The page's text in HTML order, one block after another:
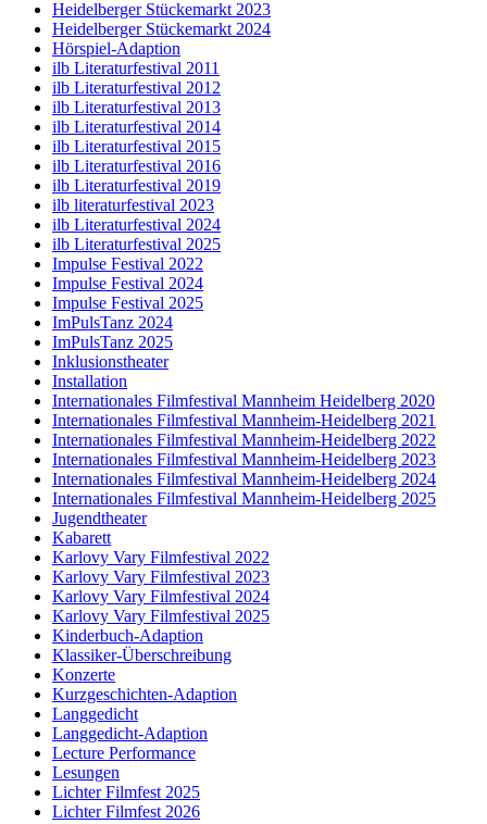
Heidelberger Stückemarkt 2023
Heidelberger Stückemarkt 2024
Hörspiel-Adaption
ilb Literaturfestival 2011
ilb Literaturfestival 2012
ilb Literaturfestival 2013
ilb Literaturfestival 2014
ilb Literaturfestival 2015
ilb Literaturfestival 2016
ilb Literaturfestival 2019
ilb literaturfestival 2023
ilb Literaturfestival 2024
ilb Literaturfestival 2025
Impulse Festival 2022
Impulse Festival 2024
Impulse Festival 2025
ImPulsTanz 2024
ImPulsTanz 2025
Inklusionstheater
Installation
Internationales Filmfestival Mannheim Heidelberg 2020
Internationales Filmfestival Mannheim-Heidelberg 2021
Internationales Filmfestival Mannheim-Heidelberg 2022
Internationales Filmfestival Mannheim-Heidelberg 2023
Internationales Filmfestival Mannheim-Heidelberg 2024
Internationales Filmfestival Mannheim-Heidelberg 2025
Jugendtheater
Kabarett
Karlovy Vary Filmfestival 2022
Karlovy Vary Filmfestival 2023
Karlovy Vary Filmfestival 2024
Karlovy Vary Filmfestival 2025
Kinderbuch-Adaption
Klassiker-Überschreibung
Konzerte
Kurzgeschichten-Adaption
Langgedicht
Langgedicht-Adaption
Lecture Performance
Lesungen
Lichter Filmfest 2025
Lichter Filmfest 2026